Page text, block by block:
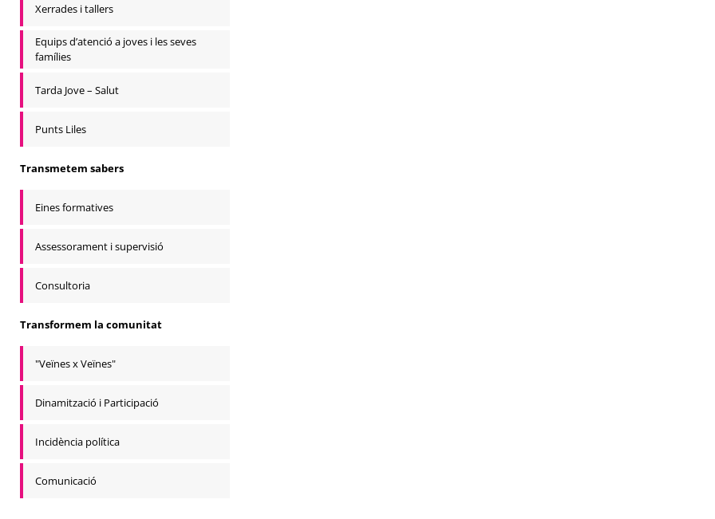
Xerrades i tallers
Equips d’atenció a joves i les seves
famílies
Tarda Jove – Salut
Punts Liles
Transmetem sabers
Eines formatives
Assessorament i supervisió
Consultoria
Transformem la comunitat
"Veïnes x Veïnes"
Dinamització i Participació
Incidència política
Comunicació